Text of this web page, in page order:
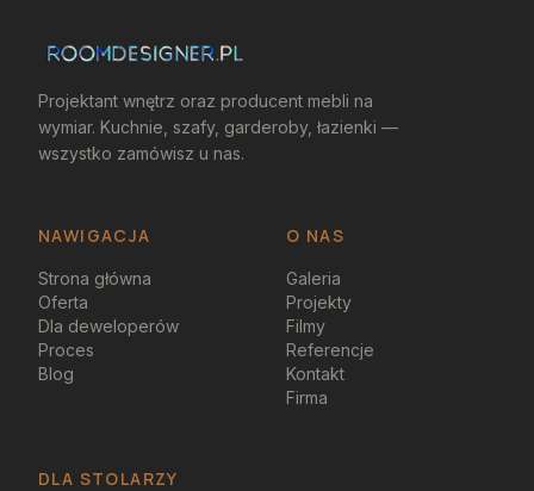
Projektant wnętrz oraz producent mebli na
wymiar. Kuchnie, szafy, garderoby, łazienki —
wszystko zamówisz u nas.
NAWIGACJA O NAS
Strona główna
Oferta
Dla deweloperów
Proces
Blog
Galeria
Projekty
Filmy
Referencje
Kontakt
Firma
DLA STOLARZY